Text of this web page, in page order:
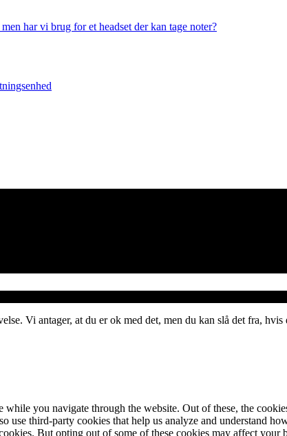
har vi brug for et headset der kan tage noter?
Vi antager, at du er ok med det, men du kan slå det fra, hvis
you navigate through the website. Out of these, the
use third-party cookies that help us analyze and understand
But opting out of some of these cookies may affect your